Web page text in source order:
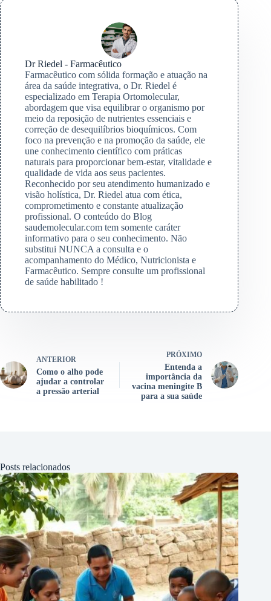
Dr Riedel - Farmacêutico
Farmacêutico com sólida formação e atuação na
área da saúde integrativa, o Dr. Riedel é
especializado em Terapia Ortomolecular,
abordagem que visa equilibrar o organismo por
meio da reposição de nutrientes essenciais e
correção de desequilíbrios bioquímicos. Com
foco na prevenção e na promoção da saúde, ele
une conhecimento científico com práticas
naturais para proporcionar bem-estar, vitalidade e
qualidade de vida aos seus pacientes.
Reconhecido por seu atendimento humanizado e
visão holística, Dr. Riedel atua com ética,
comprometimento e constante atualização
profissional. O conteúdo do Blog
saudemolecular.com tem somente caráter
informativo para o seu conhecimento. Não
substitui NUNCA a consulta e o
acompanhamento do Médico, Nutricionista e
Farmacêutico. Sempre consulte um profissional
de saúde habilitado !
ANTERIOR
Como o alho pode
ajudar a controlar
a pressão arterial
PRÓXIMO
Entenda a
importância da
vacina meningite B
para a sua saúde
Posts relacionados